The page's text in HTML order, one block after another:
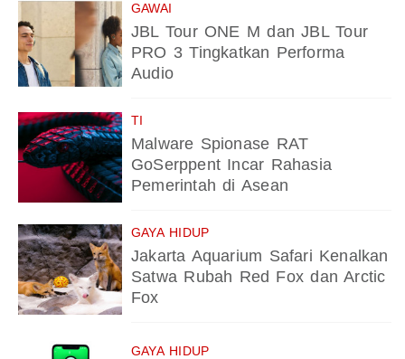
GAWAI
JBL Tour ONE M dan JBL Tour
PRO 3 Tingkatkan Performa
Audio
TI
Malware Spionase RAT
GoSerppent Incar Rahasia
Pemerintah di Asean
GAYA HIDUP
Jakarta Aquarium Safari Kenalkan
Satwa Rubah Red Fox dan Arctic
Fox
GAYA HIDUP